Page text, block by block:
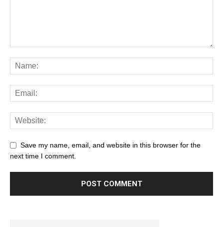
Save my name, email, and website in this browser for the
next time I comment.